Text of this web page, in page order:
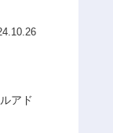
アド